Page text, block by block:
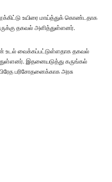
உயிரை மாய்த்துக் கொண்டதாக
தகவல் அளித்துள்ளனர்.
உடல் வைக்கப்பட்டுள்ளதாக தகவல்
இதனையடுத்து கருங்கல்
பரிசோதனைக்காக அரசு